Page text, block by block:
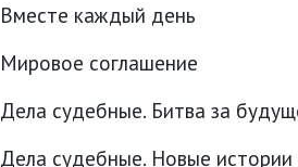
Вместе каждый день
Мировое соглашение
Дела судебные. Битва за
Дела судебные. Новые истории